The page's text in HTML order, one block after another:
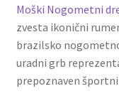
Moški Nogometni
zvesta ikonični
brazilsko
uradni grb
prepoznaven športni